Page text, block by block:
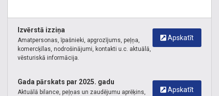
Apskatīt
Izvērstā izziņa
Amatpersonas, īpašnieki, apgrozījums, peļņa,
komercķīlas, nodrošinājumi, kontakti u.c. aktuālā,
vēsturiskā informācija.
Apskatīt
Gada pārskats par 2025. gadu
Aktuālā bilance, peļņas un zaudējumu aprēķins,